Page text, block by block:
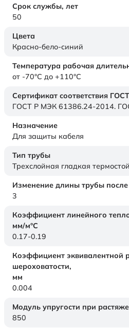
Срок службы, лет
50
Цвета
Красно-бело-синий
Температура рабочая
от -70°C до +110°C
Сертификат соответствия ГОСТ
ГОСТ Р МЭК 61386.24-2014.
Назначение
Для защиты кабеля
Тип трубы
Трехслойная гладкая
Изменение длины трубы
3
Коэффициент линейного
мм/м°С
0.17-0.19
Коэффициент эквивалентной
шероховатости,
мм
0.004
Модуль упругости при
850